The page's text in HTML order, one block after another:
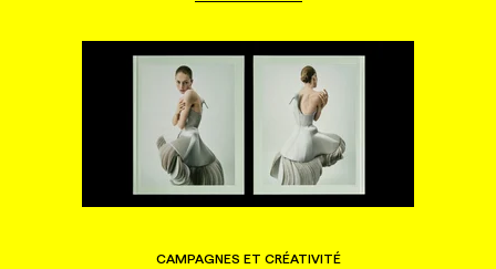
CAMPAGNES ET CRÉATIVITÉ